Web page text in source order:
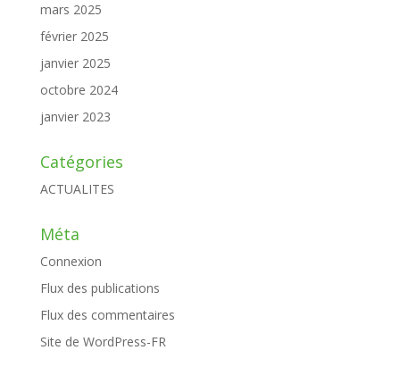
mars 2025
février 2025
janvier 2025
octobre 2024
janvier 2023
Catégories
ACTUALITES
Méta
Connexion
Flux des publications
Flux des commentaires
Site de WordPress-FR